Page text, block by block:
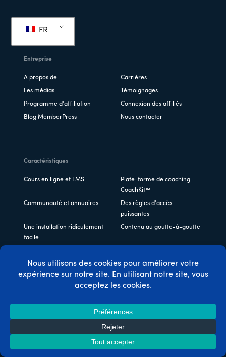
de
FR
Entreprise
A propos de Carrières
Les médias Témoignages
Programme d'affiliation Connexion des affiliés
Blog MemberPress Nous contacter
Caractéristiques
Cours en ligne et LMS
Plate-forme de coaching
CoachKit™
Communauté et annuaires
Des règles d'accès
puissantes
Une installation ridiculement
facile
Contenu au goutte-à-goutte
Voir toutes les
caractéristiques ->
Intégrations